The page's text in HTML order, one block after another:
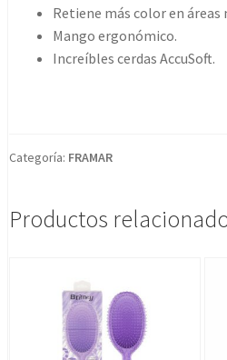
Retiene más color en áreas
Mango ergonómico.
Increíbles cerdas AccuSoft.
Categoría: FRAMAR
Productos